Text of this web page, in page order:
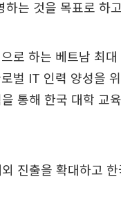
는 것을 목표로 하
로 하는 베트남 최
벌 IT 인력 양성을
통해 한국 대학 교
진출을 확대하고